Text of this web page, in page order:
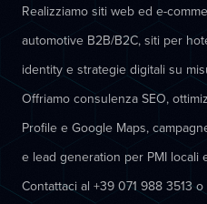
Realizziamo siti web ed e-
automotive B2B/B2C, siti per
identity e strategie digitali su
Offriamo consulenza SEO,
Profile e Google Maps,
e lead generation per PMI locali
Contattaci al +39 071 988 3513